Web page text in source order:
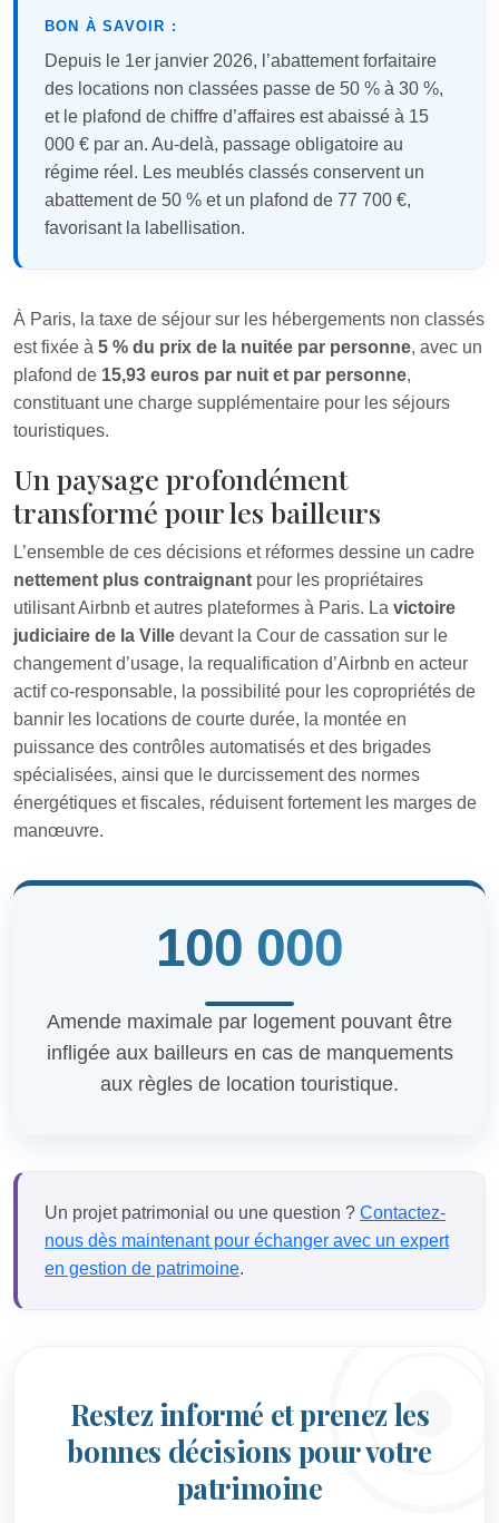
BON À SAVOIR :
Depuis le 1er janvier 2026, l’abattement forfaitaire
des locations non classées passe de 50 % à 30 %,
et le plafond de chiffre d’affaires est abaissé à 15
000 € par an. Au-delà, passage obligatoire au
régime réel. Les meublés classés conservent un
abattement de 50 % et un plafond de 77 700 €,
favorisant la labellisation.
À Paris, la taxe de séjour sur les hébergements non classés
est fixée à 5 % du prix de la nuitée par personne, avec un
plafond de 15,93 euros par nuit et par personne,
constituant une charge supplémentaire pour les séjours
touristiques.
Un paysage profondément
transformé pour les bailleurs
L’ensemble de ces décisions et réformes dessine un cadre
nettement plus contraignant pour les propriétaires
utilisant Airbnb et autres plateformes à Paris. La victoire
judiciaire de la Ville devant la Cour de cassation sur le
changement d’usage, la requalification d’Airbnb en acteur
actif co-responsable, la possibilité pour les copropriétés de
bannir les locations de courte durée, la montée en
puissance des contrôles automatisés et des brigades
spécialisées, ainsi que le durcissement des normes
énergétiques et fiscales, réduisent fortement les marges de
manœuvre.
100 000
Amende maximale par logement pouvant être
infligée aux bailleurs en cas de manquements
aux règles de location touristique.
Un projet patrimonial ou une question ? Contactez-
nous dès maintenant pour échanger avec un expert
en gestion de patrimoine.
Restez informé et prenez les
bonnes décisions pour votre
patrimoine